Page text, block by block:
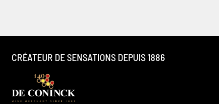
CRÉATEUR DE SENSATIONS DEPUIS 1886